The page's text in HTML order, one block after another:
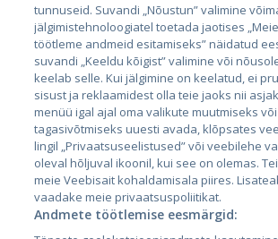
Eesti
Läti
Leedu
City24.lv CVbankas.lt
tunnuseid. Suvandi „Nõustun” valimine
jälgimistehnoloogiatel toetada jaotises
töötleme andmeid esitamiseks” näidatud
suvandi „Keeldu kõigist” valimine või
keelab selle. Kui jälgimine on keelatud, ei
sisust ja reklaamidest olla teie jaoks nii
menüü igal ajal oma valikute muutmiseks
tagasivõtmiseks uuesti avada, klõpsates
lingil „Privaatsuseelistused” või veebilehe
oleval hõljuval ikoonil, kui see on olemas.
meie Veebisait kohaldamisala piires.
vaadake meie privaatsuspoliitikat.
Andmete töötlemise eesmärgid: